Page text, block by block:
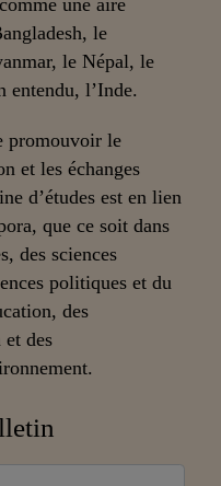
une aire
le
le Népal, le
entendu, l’Inde.
promouvoir le
et les échanges
d’études est en lien
que ce soit dans
des sciences
politiques et du
des
des